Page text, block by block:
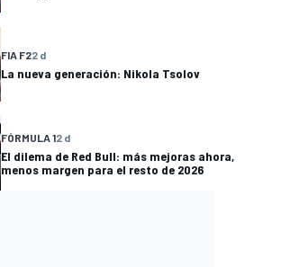
FIA F22 d
La nueva generación: Nikola Tsolov
FÓRMULA 12 d
El dilema de Red Bull: más mejoras ahora,
menos margen para el resto de 2026